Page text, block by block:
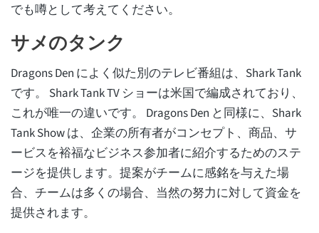
でも噂として考えてください。
サメのタンク
Dragons Den によく似た別のテレビ番組は、Shark Tank
です。 Shark Tank TV ショーは米国で編成されており、
これが唯一の違いです。 Dragons Den と同様に、Shark
Tank Show は、企業の所有者がコンセプト、商品、サ
ービスを裕福なビジネス参加者に紹介するためのステ
ージを提供します。提案がチームに感銘を与えた場
合、チームは多くの場合、当然の努力に対して資金を
提供されます。